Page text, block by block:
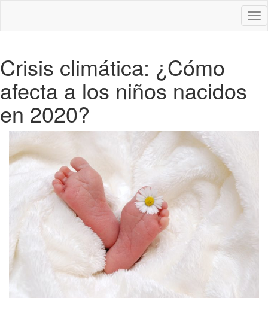
Crisis climática: ¿Cómo
afecta a los niños nacidos
en 2020?